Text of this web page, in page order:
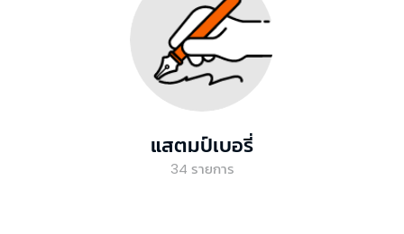
แสตมป์เบอรี่
34 รายการ